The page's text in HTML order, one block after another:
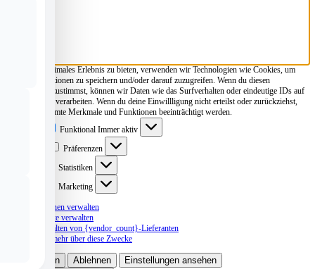
Um dir ein optimales Erlebnis zu bieten, verwenden wir Technologien wie Cookies, um
Geräteinformationen zu speichern und/oder darauf zuzugreifen. Wenn du diesen
Technologien zustimmst, können wir Daten wie das Surfverhalten oder eindeutige IDs auf
dieser Website verarbeiten. Wenn du deine Einwillligung nicht erteilst oder zurückziehst,
können bestimmte Merkmale und Funktionen beeinträchtigt werden.
Funktional Immer aktiv
Präferenzen
Statistiken
Marketing
Optionen verwalten
Dienste verwalten
Verwalten von {vendor_count}-Lieferanten
Lese mehr über diese Zwecke
Akzeptieren Ablehnen
Einstellungen ansehen